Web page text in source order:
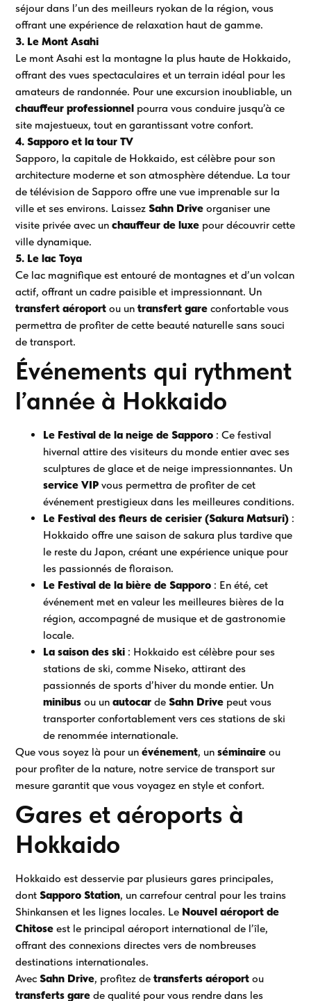
séjour dans l’un des meilleurs ryokan de la région, vous
offrant une expérience de relaxation haut de gamme.
3. Le Mont Asahi
Le mont Asahi est la montagne la plus haute de Hokkaido,
offrant des vues spectaculaires et un terrain idéal pour les
amateurs de randonnée. Pour une excursion inoubliable, un
chauffeur professionnel pourra vous conduire jusqu’à ce
site majestueux, tout en garantissant votre confort.
4. Sapporo et la tour TV
Sapporo, la capitale de Hokkaido, est célèbre pour son
architecture moderne et son atmosphère détendue. La tour
de télévision de Sapporo offre une vue imprenable sur la
ville et ses environs. LaissezSahn Drive organiser une
visite privée avec unchauffeur de luxe pour découvrir cette
ville dynamique.
5. Le lac Toya
Ce lac magnifique est entouré de montagnes et d’un volcan
actif, offrant un cadre paisible et impressionnant. Un
transfert aéroport ou untransfert gare confortable vous
permettra de profiter de cette beauté naturelle sans souci
de transport.
Événements qui rythment
l’année à Hokkaido
Le Festival de la neige de Sapporo : Ce festival
hivernal attire des visiteurs du monde entier avec ses
sculptures de glace et de neige impressionnantes. Un
service VIP vous permettra de profiter de cet
événement prestigieux dans les meilleures conditions.
Le Festival des fleurs de cerisier (Sakura Matsuri) :
Hokkaido offre une saison de sakura plus tardive que
le reste du Japon, créant une expérience unique pour
les passionnés de floraison.
Le Festival de la bière de Sapporo : En été, cet
événement met en valeur les meilleures bières de la
région, accompagné de musique et de gastronomie
locale.
La saison des ski : Hokkaido est célèbre pour ses
stations de ski, comme Niseko, attirant des
passionnés de sports d’hiver du monde entier. Un
minibus ou unautocar deSahn Drive peut vous
transporter confortablement vers ces stations de ski
de renommée internationale.
Que vous soyez là pour unévénement, unséminaire ou
pour profiter de la nature, notre service de transport sur
mesure garantit que vous voyagez en style et confort.
Gares et aéroports à
Hokkaido
Hokkaido est desservie par plusieurs gares principales,
dontSapporo Station, un carrefour central pour les trains
Shinkansen et les lignes locales. Le Nouvel aéroport de
Chitose est le principal aéroport international de l’île,
offrant des connexions directes vers de nombreuses
destinations internationales.
AvecSahn Drive, profitez detransferts aéroport ou
transferts gare de qualité pour vous rendre dans les